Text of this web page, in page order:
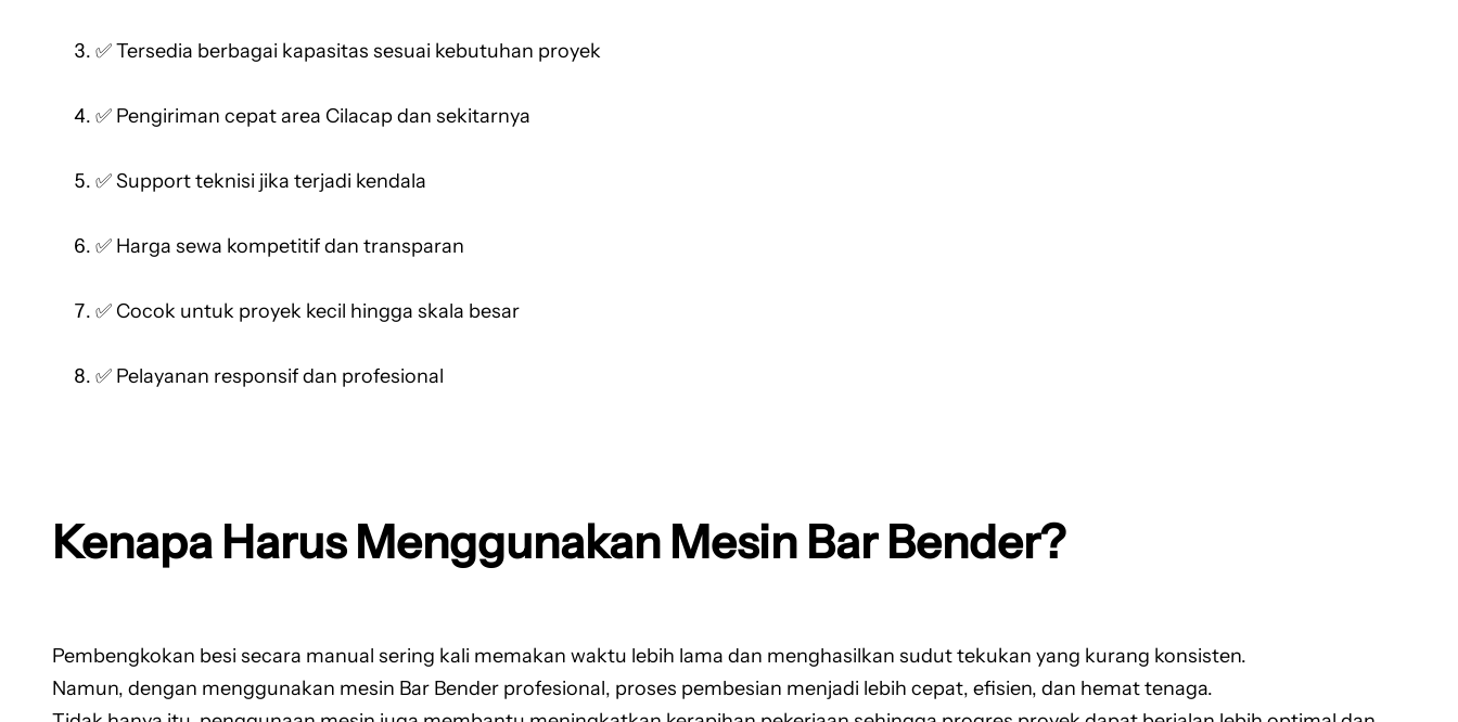
✅ Tersedia berbagai kapasitas sesuai kebutuhan proyek
✅ Pengiriman cepat area Cilacap dan sekitarnya
✅ Support teknisi jika terjadi kendala
✅ Harga sewa kompetitif dan transparan
✅ Cocok untuk proyek kecil hingga skala besar
✅ Pelayanan responsif dan profesional
Kenapa Harus Menggunakan Mesin Bar Bender?
Pembengkokan besi secara manual sering kali memakan waktu lebih lama dan menghasilkan sudut tekukan yang kurang konsisten.
Namun, dengan menggunakan mesin Bar Bender profesional, proses pembesian menjadi lebih cepat, efisien, dan hemat tenaga.